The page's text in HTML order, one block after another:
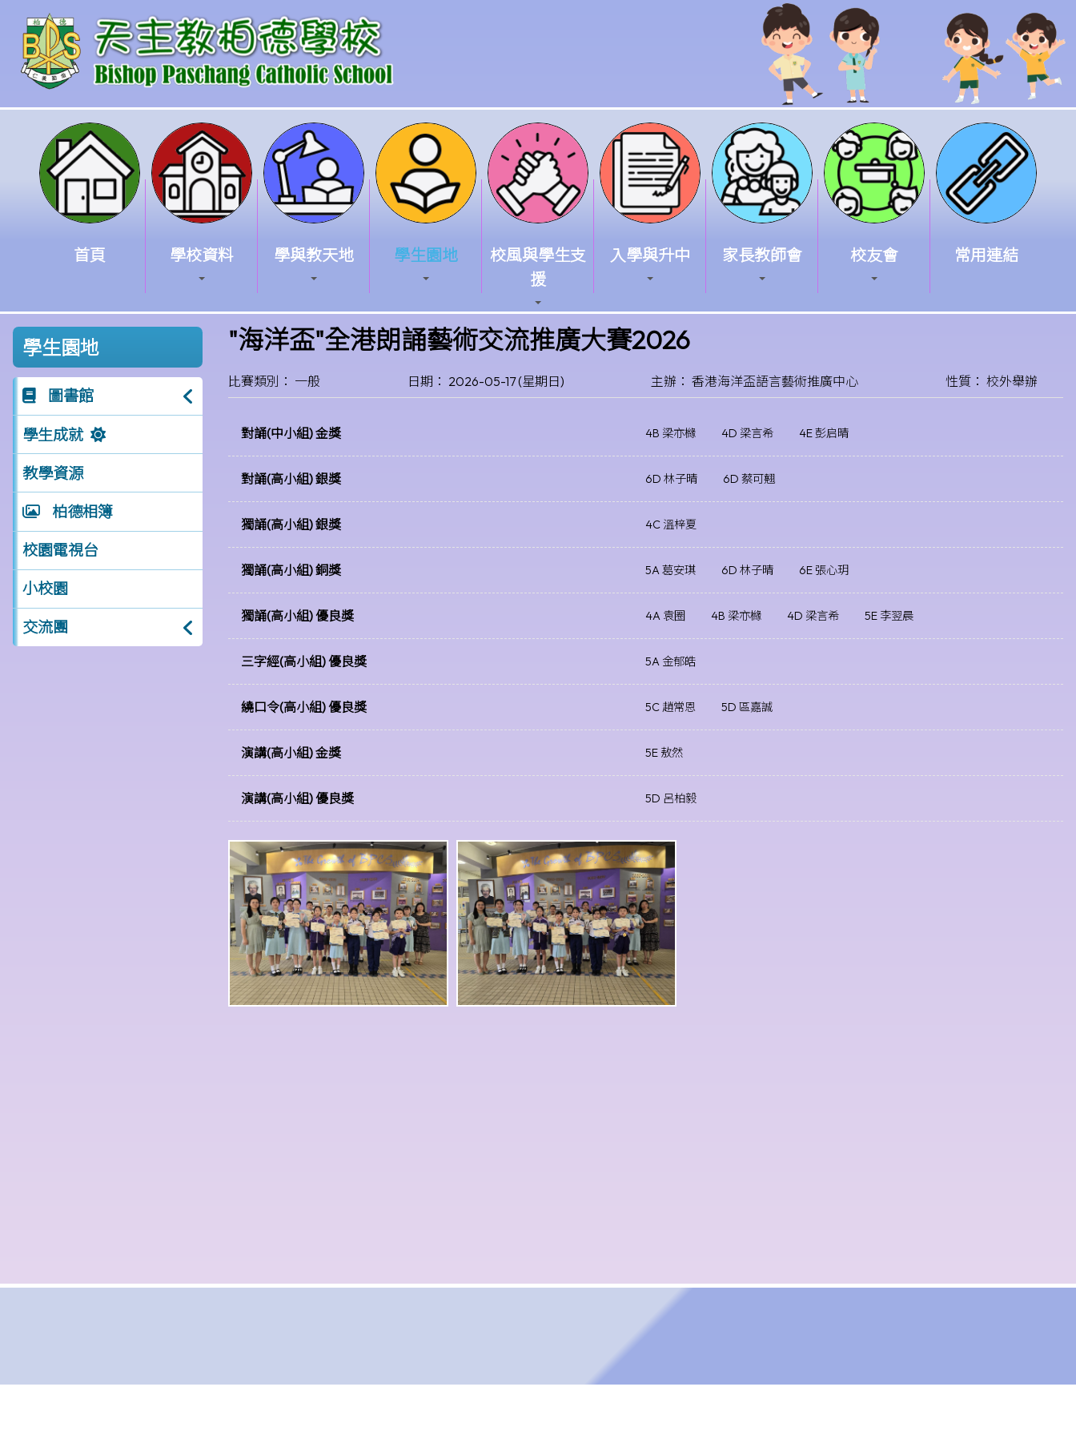
首頁 學校資料 學與教天地 學生園地
校風與學生支
援
入學與升中 家長教師會 校友會 常用連結
學生園地
圖書館
學生成就
教學資源
柏德相簿
校園電視台
小校園
交流團
"海洋盃"全港朗誦藝術交流推廣大賽2026
比賽類別： 一般 日期： 2026-05-17 (星期日) 主辦： 香港海洋盃語言藝術推廣中心 性質： 校外舉辦
對誦(中小組) 金獎 4B 梁亦櫞 4D 梁言希 4E 彭启晴
對誦(高小組) 銀獎 6D 林子晴 6D 蔡可翹
獨誦(高小組) 銀獎 4C 溫梓夏
獨誦(高小組) 銅獎 5A 葛安琪 6D 林子晴 6E 張心玥
獨誦(高小組) 優良獎 4A 袁圈 4B 梁亦櫞 4D 梁言希 5E 李翌晨
三字經(高小組) 優良獎 5A 金郁皓
繞口令(高小組) 優良獎 5C 趙常恩 5D 區嘉誠
演講(高小組) 金獎 5E 敖然
演講(高小組) 優良獎 5D 呂柏毅